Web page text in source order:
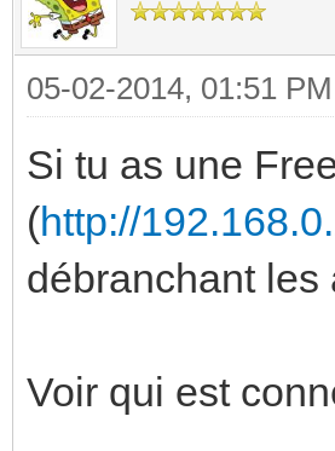
05-02-2014, 01:51 PM
Si tu as une
(http://
débranchant les
Voir qui est